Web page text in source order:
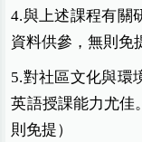
4.與上述課程有關
資料供參，無則免
5.對社區文化與環
英語授課能力尤佳
則免提）